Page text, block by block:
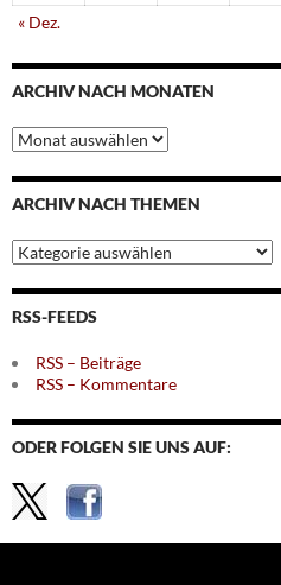
« Dez.
ARCHIV NACH MONATEN
Archiv
nach
Monaten
ARCHIV NACH THEMEN
Archiv
nach
Themen
RSS-FEEDS
RSS – Beiträge
RSS – Kommentare
ODER FOLGEN SIE UNS AUF: